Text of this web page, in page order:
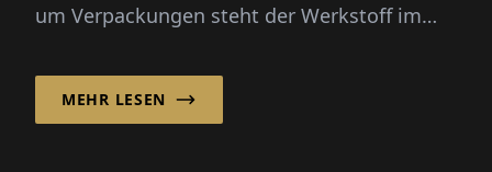
um Verpackungen steht der Werkstoff im
MEHR LESEN